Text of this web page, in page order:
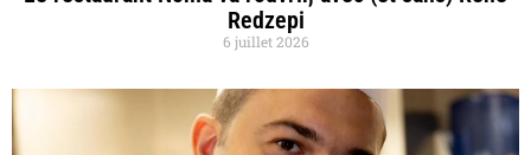
Redzepi
6 juillet 2026